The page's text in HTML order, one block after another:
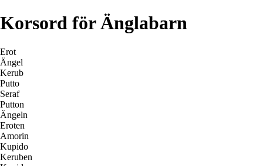
Korsord för Änglabarn
Erot
Ängel
Kerub
Putto
Seraf
Putton
Ängeln
Eroten
Amorin
Kupido
Keruben